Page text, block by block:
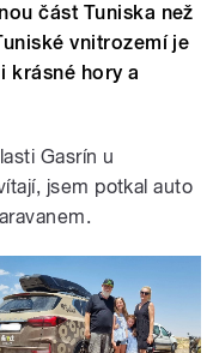
část Tuniska než
vnitrozemí je
krásné hory a
Gasrín u
jsem potkal auto